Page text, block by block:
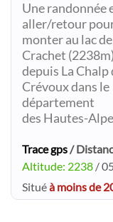
Une randonnée
aller/retour
monter au lac de
Crachet (2238m)
depuis La Chalp
Crévoux dans le
département
des Hautes-
Trace gps/
Altitude: 2238 /
Situéà moins de